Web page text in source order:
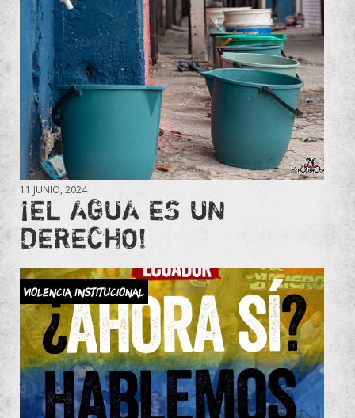
11 JUNIO, 2024
¡EL AGUA ES UN
DERECHO!
Violencia Institucional